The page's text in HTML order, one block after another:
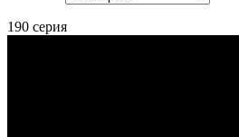
190 серия